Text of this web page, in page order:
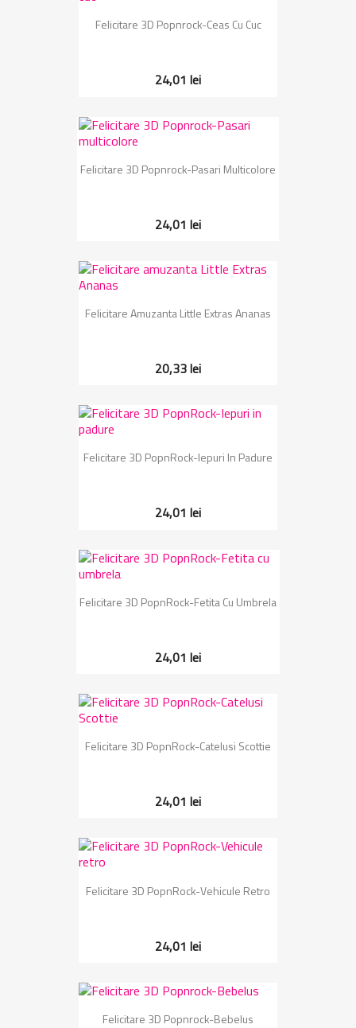
Felicitare 3D Popnrock-Ceas Cu Cuc
24,01 lei
Felicitare 3D Popnrock-Pasari Multicolore
24,01 lei
Felicitare Amuzanta Little Extras Ananas
20,33 lei
Felicitare 3D PopnRock-Iepuri In Padure
24,01 lei
Felicitare 3D PopnRock-Fetita Cu Umbrela
24,01 lei
Felicitare 3D PopnRock-Catelusi Scottie
24,01 lei
Felicitare 3D PopnRock-Vehicule Retro
24,01 lei
Felicitare 3D Popnrock-Bebelus